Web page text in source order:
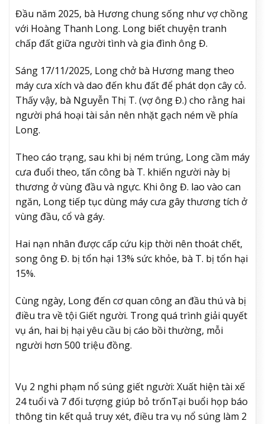
Đầu năm 2025, bà Hương chung sống như vợ chồng
với Hoàng Thanh Long. Long biết chuyện tranh
chấp đất giữa người tình và gia đình ông Đ.
Sáng 17/11/2025, Long chở bà Hương mang theo
máy cưa xích và dao đến khu đất để phát dọn cây cỏ.
Thấy vậy, bà Nguyễn Thị T. (vợ ông Đ.) cho rằng hai
người phá hoại tài sản nên nhặt gạch ném về phía
Long.
Theo cáo trạng, sau khi bị ném trúng, Long cầm máy
cưa đuổi theo, tấn công bà T. khiến người này bị
thương ở vùng đầu và ngực. Khi ông Đ. lao vào can
ngăn, Long tiếp tục dùng máy cưa gây thương tích ở
vùng đầu, cổ và gáy.
Hai nạn nhân được cấp cứu kịp thời nên thoát chết,
song ông Đ. bị tổn hại 13% sức khỏe, bà T. bị tổn hại
15%.
Cùng ngày, Long đến cơ quan công an đầu thú và bị
điều tra về tội Giết người. Trong quá trình giải quyết
vụ án, hai bị hại yêu cầu bị cáo bồi thường, mỗi
người hơn 500 triệu đồng.
Vụ 2 nghi phạm nổ súng giết người: Xuất hiện tài xế
24 tuổi và 7 đối tượng giúp bỏ trốnTại buổi họp báo
thông tin kết quả truy xét, điều tra vụ nổ súng làm 2